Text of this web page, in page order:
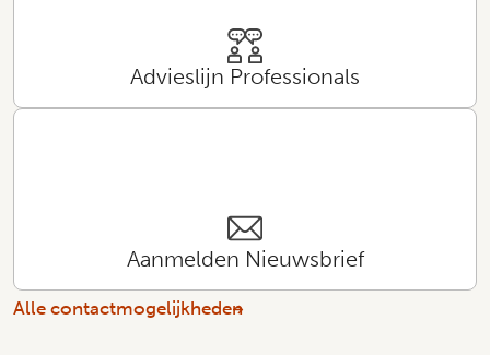
Advieslijn Professionals
Aanmelden Nieuwsbrief
Alle contactmogelijkheden